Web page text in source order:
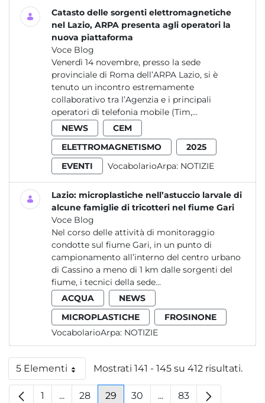
Catasto delle sorgenti elettromagnetiche
nel Lazio, ARPA presenta agli operatori la
nuova piattaforma
Voce Blog
Venerdì 14 novembre, presso la sede
provinciale di Roma dell’ARPA Lazio, si è
tenuto un incontro estremamente
collaborativo tra l’Agenzia e i principali
operatori di telefonia mobile (Tim,...
NEWS
CEM
ELETTROMAGNETISMO
2025
EVENTI
VocabolarioArpa: NOTIZIE
Lazio: microplastiche nell’astuccio larvale di
alcune famiglie di tricotteri nel fiume Gari
Voce Blog
Nel corso delle attività di monitoraggio
condotte sul fiume Gari, in un punto di
campionamento all’interno del centro urbano
di Cassino a meno di 1 km dalle sorgenti del
fiume, i tecnici della sede...
ACQUA
NEWS
MICROPLASTICHE
FROSINONE
VocabolarioArpa: NOTIZIE
5 ElementiPer paginaMostrati 141 - 145 su 412 risultati.
Pagina
1 ...Pagine intermedie
Pagina
28 Pagina
29 Pagina
30 ...Pagine intermedie
Pagina
83